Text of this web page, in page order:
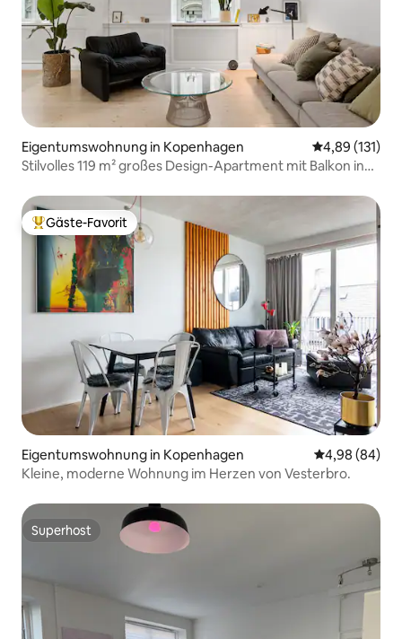
Eigentumswohnung in Kopenhagen
4,89 (131)
Stilvolles 119 m² großes Design-Apartment mit Balkon in
Beliebter Gäste-Favorit.
Gäste-Favorit
Eigentumswohnung in Kopenhagen
4,98 (84)
Kleine, moderne Wohnung im Herzen von Vesterbro.
Superhost
Superhost